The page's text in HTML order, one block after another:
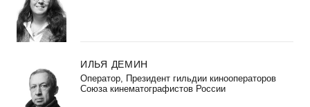
ИЛЬЯ ДЕМИН
Оператор, Президент гильдии кинооператоров
Союза кинематографистов России